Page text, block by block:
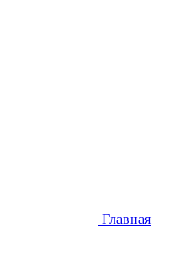
Главная